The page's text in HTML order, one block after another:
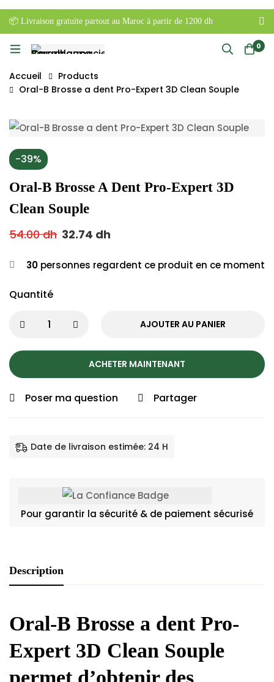
📦 Livraison gratuite partout au Maroc à partir de 1200 dh
0
Accueil
Products
Oral-B Brosse a dent Pro-Expert 3D Clean Souple
-39%
Oral-B Brosse A Dent Pro-Expert 3D
Clean Souple
54.00dh 32.74 dh
30 personnes regardent ce produit en ce moment
Quantité
AJOUTER AU PANIER
ACHETER MAINTENANT
Poser ma question Partager
Date de livraison estimée: 24 H
Pour garantir la sécurité & de paiement sécurisé
Description
Oral-B Brosse a dent Pro-
Expert 3D Clean Souple
permet d’obtenir des